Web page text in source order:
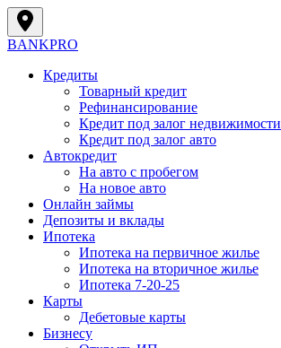
BANKPRO
Кредиты
Товарный кредит
Рефинансирование
Кредит под залог недвижимости
Кредит под залог авто
Автокредит
На авто с пробегом
На новое авто
Онлайн займы
Депозиты и вклады
Ипотека
Ипотека на первичное жилье
Ипотека на вторичное жилье
Ипотека 7-20-25
Карты
Дебетовые карты
Бизнесу